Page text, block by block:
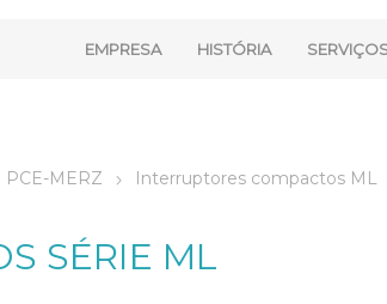
EMPRESA HISTÓRIA
PCE-MERZ
Interruptores compactos ML
SÉRIE ML